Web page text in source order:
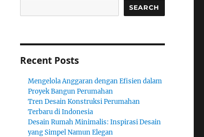
SEARCH
Recent Posts
Mengelola Anggaran dengan Efisien dalam
Proyek Bangun Perumahan
Tren Desain Konstruksi Perumahan
Terbaru di Indonesia
Desain Rumah Minimalis: Inspirasi Desain
yang Simpel Namun Elegan